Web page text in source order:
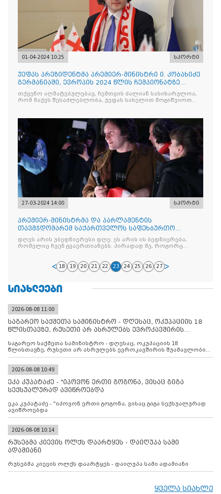
01-04-2024 10:25 სპორტი
უეფას პრეზიდენტმა პრემიერ-მინისტრი ი. კობახიძე
გერმანიაში, ევროპის 2024 წლის ჩემპიონატზე
მიიწვია!
თქვენო აღმატებულებავ, ჩემთვის ძალიან სასიხარულოა,
რომ მაქვს შესაძლებლობა, უეფას სახელით მოგიწვიოთ
27-03-2024 14:00 სპორტი
პრემიერ-მინისტრმა და პარლამენტის
თავმჯდომარემ საქართველოს საფეხბურთო
ნაკრების წევრები ღირსების ორდენზე წარადგინეს
დღეს არის უბედნიერესი დღე. ეს არის ის ბედნიერება,
რომელიც ჩვენ გვაერთიანებს. პირადად მე, როგორც
18 19 20 21 22 23 24 25 26 27
ᲡᲘᲐᲮᲚᲔᲔᲑᲘ
2026-08-08 11:00
საგარეო საქმეთა სამინისტრო - დღესაც, ოკუპაციის 18
წლისთავზე, რუსეთი არ ასრულებს ევროკავშირის
საგარეო საქმეთა სამინისტრო - დღესაც, ოკუპაციის 18
წლისთავზე, რუსეთი არ ასრულებს ევროკავშირის შუამავლობით
დადებულ 2008 წლის 12 აგვისტოს ცეცხლის შეწყვეტის
კონტროლს ოკუპირებულ რეგიონებში, აგრძელებს მათი
მილიტარიზაციის პროცესს და აქტიურად დგამს ნაბიჯებს მათი
ფაქტობრივი ანექსიისკენ
2026-08-08 10:49
ეკა კუპატაძე - "იპოვონ ერთი გოგონა, ვისაც გიგა
სექსუალურად ავიწროებდა
ეკა კუპატაძე - "იპოვონ ერთი გოგონა, ვისაც გიგა სექსუალურად
ავიწროებდა
2026-08-08 10:14
რუსებმა კიევის ოლქს დაარტყეს - დაიღუპა სამი
ადამიანი
რუსებმა კიევის ოლქს დაარტყეს - დაიღუპა სამი ადამიანი
ყველა სიახლე